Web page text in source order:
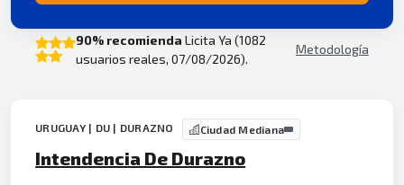
90% recomienda Licita Ya (1082
usuarios reales, 07/08/2026).
Metodología
URUGUAY | DU | DURAZNO Ciudad Mediana
Intendencia De Durazno